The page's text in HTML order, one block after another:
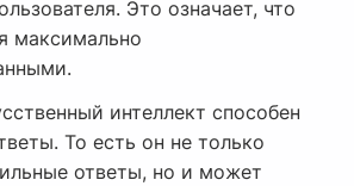
Это означает, что
максимально
интеллект способен
То есть он не только
ответы, но и может